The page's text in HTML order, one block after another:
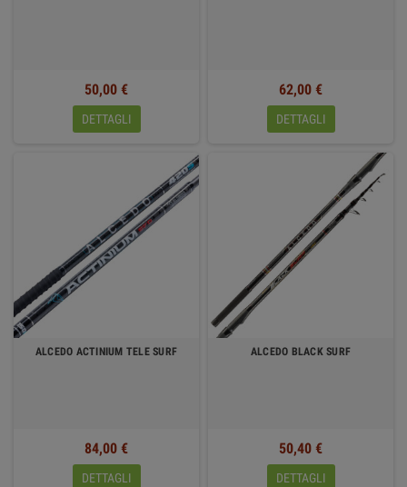
50,00 €
DETTAGLI
62,00 €
DETTAGLI
ALCEDO ACTINIUM TELE SURF
84,00 €
DETTAGLI
ALCEDO BLACK SURF
50,40 €
DETTAGLI